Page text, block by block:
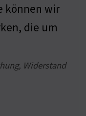
können wir
die um
Widerstand